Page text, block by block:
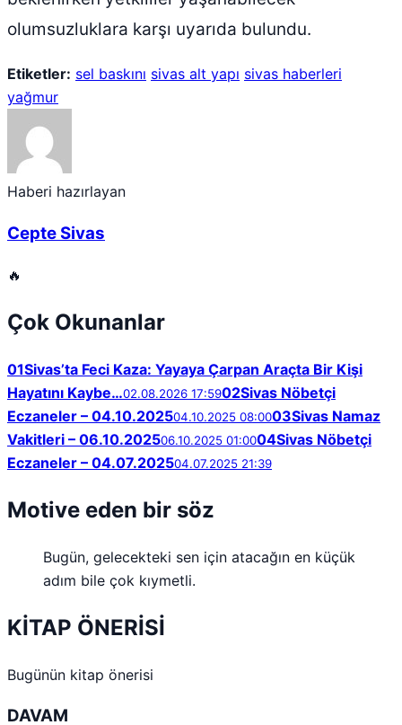
olumsuzluklara karşı uyarıda bulundu.
Etiketler: sel baskını sivas alt yapı sivas haberleri
yağmur
Haberi hazırlayan
Cepte Sivas
🔥
Çok Okunanlar
01Sivas’ta Feci Kaza: Yayaya Çarpan Araçta Bir Kişi
Hayatını Kaybe…02.08.2026 17:5902Sivas Nöbetçi
Eczaneler – 04.10.202504.10.2025 08:0003Sivas Namaz
Vakitleri – 06.10.202506.10.2025 01:0004Sivas Nöbetçi
Eczaneler – 04.07.202504.07.2025 21:39
Motive eden bir söz
Bugün, gelecekteki sen için atacağın en küçük
adım bile çok kıymetli.
KİTAP ÖNERİSİ
Bugünün kitap önerisi
DAVAM